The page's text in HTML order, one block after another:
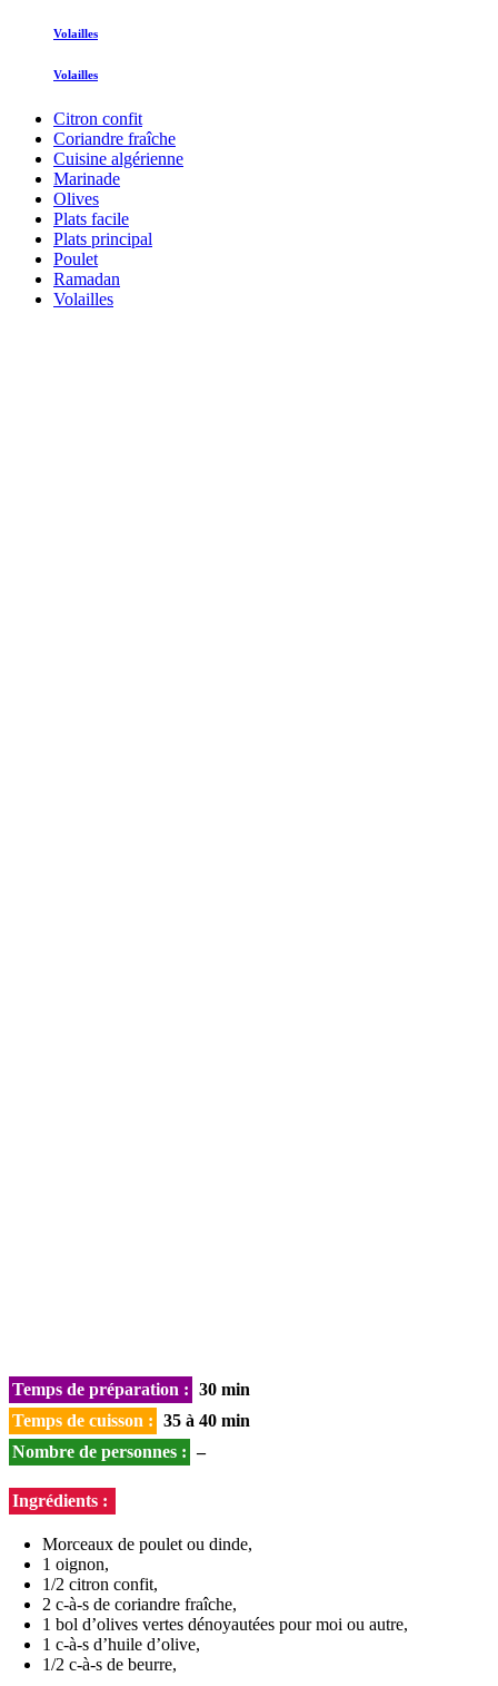
Volailles
Volailles
Citron confit
Coriandre fraîche
Cuisine algérienne
Marinade
Olives
Plats facile
Plats principal
Poulet
Ramadan
Volailles
Temps de préparation : 30 min
Temps de cuisson : 35 à 40 min
Nombre de personnes : –
Ingrédients :
Morceaux de poulet ou dinde,
1 oignon,
1/2 citron confit,
2 c-à-s de coriandre fraîche,
1 bol d’olives vertes dénoyautées pour moi ou autre,
1 c-à-s d’huile d’olive,
1/2 c-à-s de beurre,